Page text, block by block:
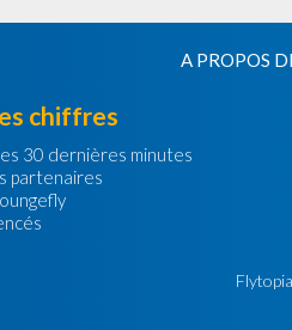
A PROPOS
chiffres
30 dernières minutes
partenaires